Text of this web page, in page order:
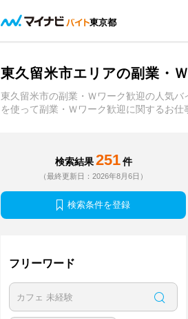
東京都
東久留米市エリアの副業・
東久留米市の副業・Ｗワーク歓迎の人気
を使って副業・Ｗワーク歓迎に関するお
検索結果 251 件
（最終更新日：2026年8月6日）
検索条件を登録
フリーワード